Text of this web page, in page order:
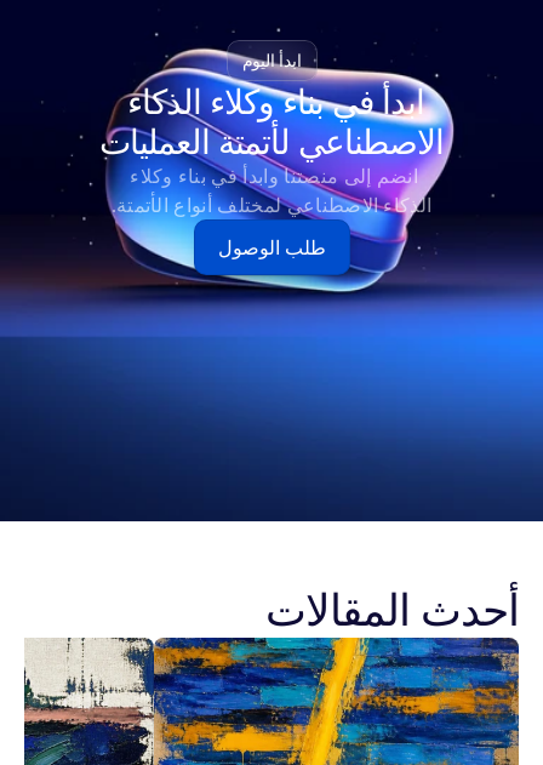
ابدأ اليوم
ابدأ في بناء وكلاء الذكاء
الاصطناعي لأتمتة العمليات
الذكاء الاصطناعي لمختلف أنواع الأتمتة.
طلب الوصول
أحدث المقالات